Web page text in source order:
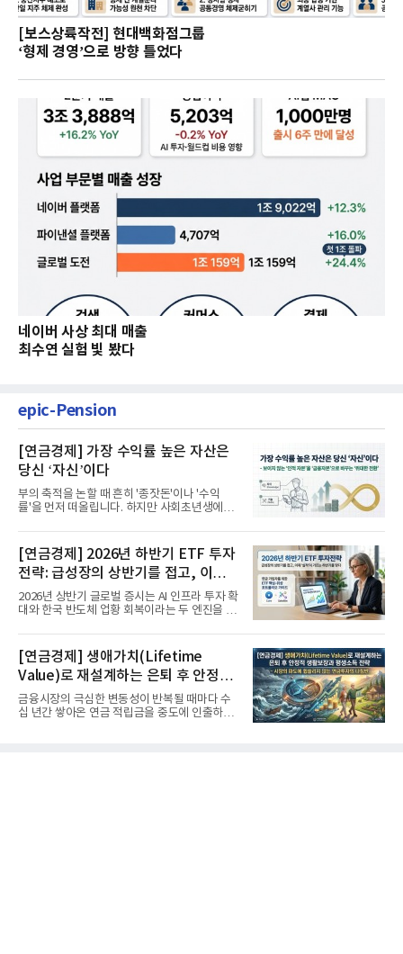
[보스상륙작전] 현대백화점그룹
‘형제 경영’으로 방향 틀었다
네이버 사상 최대 매출
최수연 실험 빛 봤다
epic-Pension
[연금경제] 가장 수익률 높은 자산은
당신 ‘자신’이다
부의 축적을 논할 때 흔히 '종잣돈'이나 '수익
률'을 먼저 떠올립니다. 하지만 사회초년생에게
[연금경제] 2026년 하반기 ETF 투자
전략: 급성장의 상반기를 접고, 이제
'실적'이 가르는 하반기를 맞다
2026년 상반기 글로벌 증시는 AI 인프라 투자 확
대와 한국 반도체 업황 회복이라는 두 엔진을 달
[연금경제] 생애가치(Lifetime
Value)로 재설계하는 은퇴 후 안정적
생활보장과 평생소득 전략
금융시장의 극심한 변동성이 반복될 때마다 수
십 년간 쌓아온 연금 적립금을 중도에 인출하거